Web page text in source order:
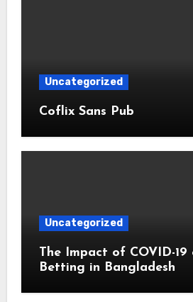
Uncategorized
Coflix Sans Pub
Uncategorized
The Impact of COVID-19
Betting in Bangladesh